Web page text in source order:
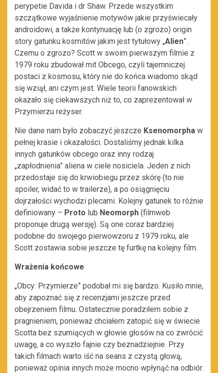
perypetie Davida i dr Shaw. Przede wszystkim
szczątkowe wyjaśnienie motywów jakie przyświecały
androidowi, a także kontynuację lub (o zgrozo) origin
story gatunku kosmitów jakim jest tytułowy „Alien”.
Czemu o zgrozo? Scott w swoim pierwszym filmie z
1979 roku zbudował mit Obcego, czyli tajemniczej
postaci z kosmosu, który nie do końca wiadomo skąd
się wziął, ani czym jest. Wiele teorii fanowskich
okazało się ciekawszych niż to, co zaprezentował w
Przymierzu reżyser.
Nie dane nam było zobaczyć jeszcze Ksenomorpha w
pełnej krasie i okazałości. Dostaliśmy jednak kilka
innych gatunków obcego oraz inny rodzaj
„zapłodnienia” aliena w ciele nosiciela. Jeden z nich
przedostaje się do krwiobiegu przez skórę (to nie
spoiler, widać to w trailerze), a po osiągnięciu
dojrzałości wychodzi plecami. Kolejny gatunek to różnie
definiowany – Proto lub Neomorph (filmweb
proponuje drugą wersję). Są one coraz bardziej
podobne do swojego pierwowzoru z 1979 roku, ale
Scott zostawia sobie jeszcze tę furtkę na kolejny film.
Wrażenia końcowe
„Obcy: Przymierze” podobał mi się bardzo. Kusiło mnie,
aby zapoznać się z recenzjami jeszcze przed
obejrzeniem filmu. Ostatecznie poradziłem sobie z
pragnieniem, ponieważ chciałem zatopić się w świecie
Scotta bez szumiących w głowie głosów na co zwrócić
uwagę, a co wyszło fajnie czy beznadziejnie. Przy
takich filmach warto iść na seans z czystą głową,
ponieważ opinia innych może mocno wpłynąć na odbiór.